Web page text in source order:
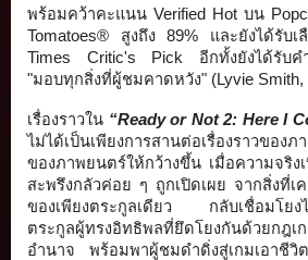
พร้อมคว้าคะแนน Verified Hot บน
Tomatoes® สูงถึง 89% และยังได้รับเ
Times Critic's Pick อีกทั้งยังได้รับค
"มอบทุกสิ่งที่ผู้ชมคาดหวัง" (Lyvie Smith,
เรื่องราวใน “Ready or Not 2: Here I
ไม่ได้เป็นเพียงการสานต่อเรื่องราวของภ
ของภาพยนตร์ให้กว้างขึ้น เมื่อความจริง
สะพรึงกลัวค่อย ๆ ถูกเปิดเผย จากสิ่งที่เ
ของเพียงตระกูลเดียว กลับเชื่อมโยงไ
ตระกูลผู้ทรงอิทธิพลที่ยึดโยงกันด้วยกฎ
อำนาจ พร้อมพาผู้ชมดำดิ่งสู่เกมเอาชีวิ